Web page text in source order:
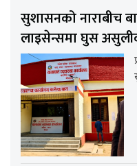
सुशासनको नाराबीच
लाइसेन्समा घुस